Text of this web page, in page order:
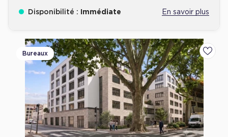
Disponibilité : Immédiate En savoir plus
Bureaux